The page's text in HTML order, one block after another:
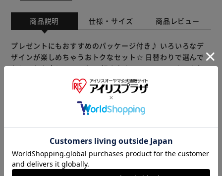
商品説明 仕様・サイズ 商品レビュー
プレゼントにもおすすめのパッケージ付き♪ いろいろなデ
ザインが楽しめちゃうおトクなセット☆ 日替わりで選んで
おしゃれを楽しんじゃお☆ 好きなカラーのヘアアクセを毎
日つけられるのってハッピー！ 【商品配送について】 配送
番号なしの配送になります。
※製品は予告なく仕様を変更する場合がございます。あらか
じめご了承ください。
販売元(特定商取引法に基づく表記)：